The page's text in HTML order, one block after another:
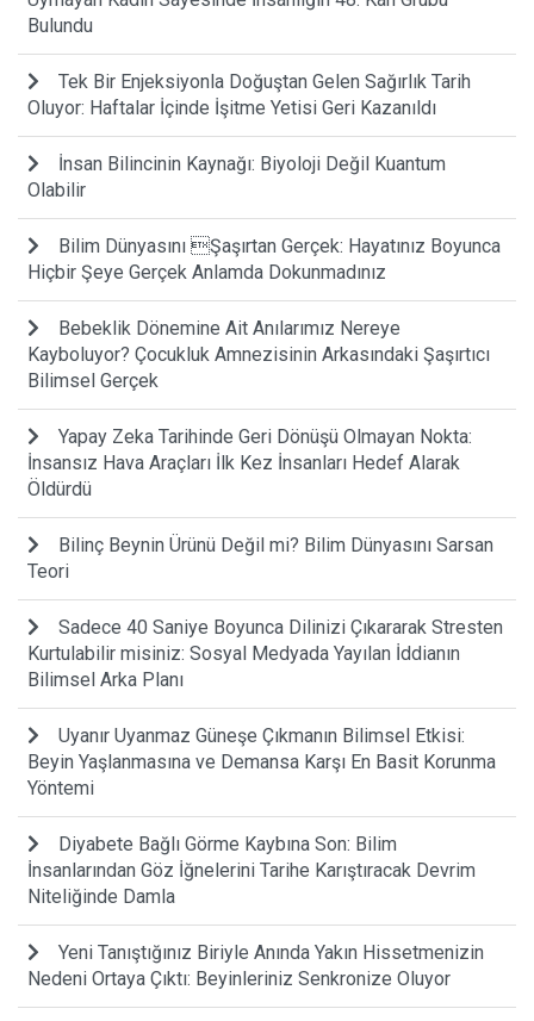
Bulundu
Tek Bir Enjeksiyonla Doğuştan Gelen Sağırlık Tarih
Oluyor: Haftalar İçinde İşitme Yetisi Geri Kazanıldı
İnsan Bilincinin Kaynağı: Biyoloji Değil Kuantum
Olabilir
Bilim Dünyasını Şaşırtan Gerçek: Hayatınız Boyunca
Hiçbir Şeye Gerçek Anlamda Dokunmadınız
Bebeklik Dönemine Ait Anılarımız Nereye
Kayboluyor? Çocukluk Amnezisinin Arkasındaki Şaşırtıcı
Bilimsel Gerçek
Yapay Zeka Tarihinde Geri Dönüşü Olmayan Nokta:
İnsansız Hava Araçları İlk Kez İnsanları Hedef Alarak
Öldürdü
Bilinç Beynin Ürünü Değil mi? Bilim Dünyasını Sarsan
Teori
Sadece 40 Saniye Boyunca Dilinizi Çıkararak Stresten
Kurtulabilir misiniz: Sosyal Medyada Yayılan İddianın
Bilimsel Arka Planı
Uyanır Uyanmaz Güneşe Çıkmanın Bilimsel Etkisi:
Beyin Yaşlanmasına ve Demansa Karşı En Basit Korunma
Yöntemi
Diyabete Bağlı Görme Kaybına Son: Bilim
İnsanlarından Göz İğnelerini Tarihe Karıştıracak Devrim
Niteliğinde Damla
Yeni Tanıştığınız Biriyle Anında Yakın Hissetmenizin
Nedeni Ortaya Çıktı: Beyinleriniz Senkronize Oluyor